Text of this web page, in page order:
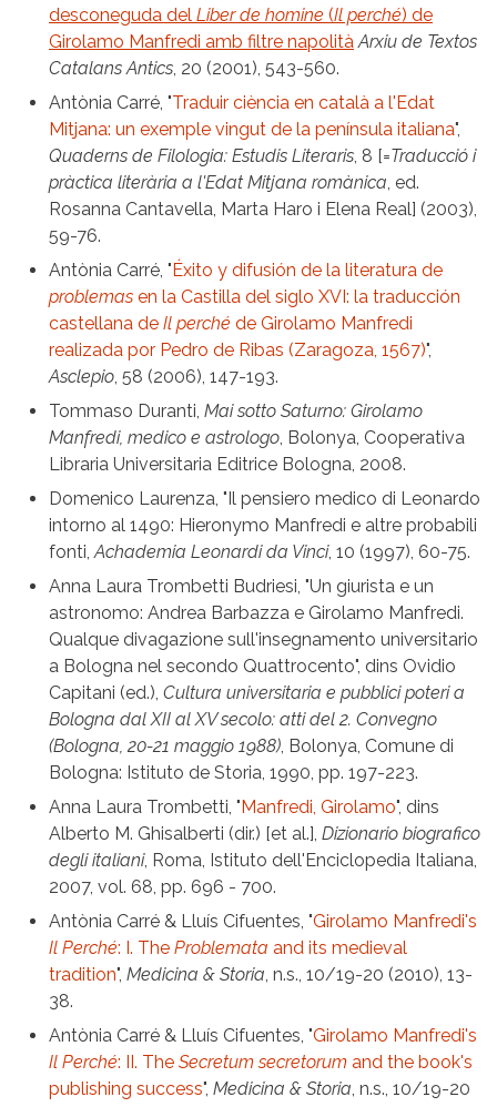
desconeguda del Liber de homine (Il perché) de
Girolamo Manfredi amb filtre napolità Arxiu de Textos
Catalans Antics, 20 (2001), 543-560.
Antònia Carré, "Traduir ciència en català a l'Edat
Mitjana: un exemple vingut de la península italiana",
Quaderns de Filologia: Estudis Literaris, 8 [=Traducció i
pràctica literària a l'Edat Mitjana romànica, ed.
Rosanna Cantavella, Marta Haro i Elena Real] (2003),
59-76.
Antònia Carré, "Éxito y difusión de la literatura de
problemas en la Castilla del siglo XVI: la traducción
castellana de Il perché de Girolamo Manfredi
realizada por Pedro de Ribas (Zaragoza, 1567)",
Asclepio, 58 (2006), 147-193.
Tommaso Duranti, Mai sotto Saturno: Girolamo
Manfredi, medico e astrologo, Bolonya, Cooperativa
Libraria Universitaria Editrice Bologna, 2008.
Domenico Laurenza, "Il pensiero medico di Leonardo
intorno al 1490: Hieronymo Manfredi e altre probabili
fonti,Achademia Leonardi da Vinci, 10 (1997), 60-75.
Anna Laura Trombetti Budriesi, "Un giurista e un
astronomo: Andrea Barbazza e Girolamo Manfredi.
Qualque divagazione sull'insegnamento universitario
a Bologna nel secondo Quattrocento", dins Ovidio
Capitani (ed.), Cultura universitaria e pubblici poteri a
Bologna dal XII al XV secolo: atti del 2. Convegno
(Bologna, 20-21 maggio 1988), Bolonya, Comune di
Bologna: Istituto de Storia, 1990, pp. 197-223.
Anna Laura Trombetti, "Manfredi, Girolamo", dins
Alberto M. Ghisalberti (dir.) [et al.], Dizionario biografico
degli italiani, Roma, Istituto dell'Enciclopedia Italiana,
2007, vol. 68, pp. 696 - 700.
Antònia Carré & Lluís Cifuentes, "Girolamo Manfredi's
Il Perché: I. The Problemata and its medieval
tradition", Medicina & Storia, n.s., 10/19-20 (2010), 13-
38.
Antònia Carré & Lluís Cifuentes, "Girolamo Manfredi's
Il Perché: II. The Secretum secretorum and the book's
publishing success", Medicina & Storia, n.s., 10/19-20